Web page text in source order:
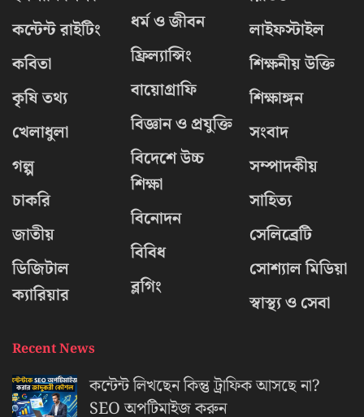
কন্টেন্ট রাইটিং
কবিতা
কৃষি তথ্য
খেলাধুলা
গল্প
চাকরি
জাতীয়
ডিজিটাল
ক্যারিয়ার
ধর্ম ও জীবন
ফ্রিল্যান্সিং
বায়োগ্রাফি
বিজ্ঞান ও প্রযুক্তি
বিদেশে উচ্চ
শিক্ষা
বিনোদন
বিবিধ
ব্লগিং
লাইফস্টাইল
শিক্ষনীয় উক্তি
শিক্ষাঙ্গন
সংবাদ
সম্পাদকীয়
সাহিত্য
সেলিব্রেটি
সোশ্যাল মিডিয়া
স্বাস্থ্য ও সেবা
Recent News
কন্টেন্ট লিখছেন কিন্তু ট্রাফিক আসছে না?
‍SEO অপটিমাইজ করুন